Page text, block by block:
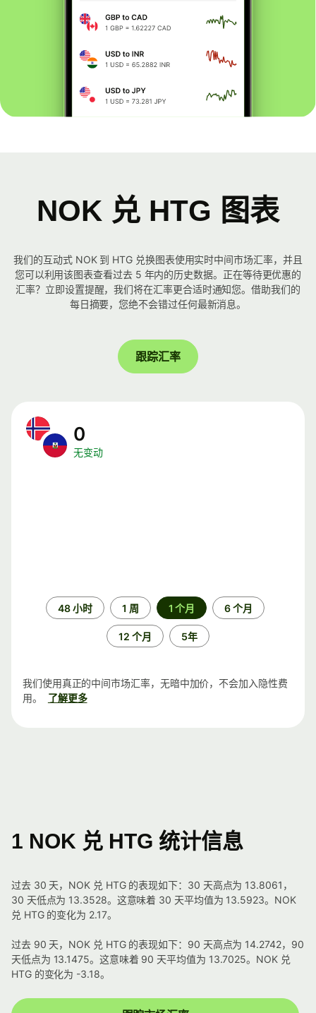
NOK 兑 HTG 图表
我们的互动式 NOK 到 HTG 兑换图表使用实时中间市场汇率，并且
您可以利用该图表查看过去 5 年内的历史数据。正在等待更优惠的
汇率？立即设置提醒，我们将在汇率更合适时通知您。借助我们的
每日摘要，您绝不会错过任何最新消息。
跟踪汇率
0
无变动
48 小时 1 周 1 个月 6 个月
12 个月 5年
我们使用真正的中间市场汇率，无暗中加价，不会加入隐性费
用。
了解更多
1 NOK 兑 HTG 统计信息
过去 30 天，NOK 兑 HTG 的表现如下：30 天高点为 13.8061，
30 天低点为 13.3528。这意味着 30 天平均值为 13.5923。NOK
兑 HTG 的变化为 2.17。
过去 90 天，NOK 兑 HTG 的表现如下：90 天高点为 14.2742，90
天低点为 13.1475。这意味着 90 天平均值为 13.7025。NOK 兑
HTG 的变化为 -3.18。